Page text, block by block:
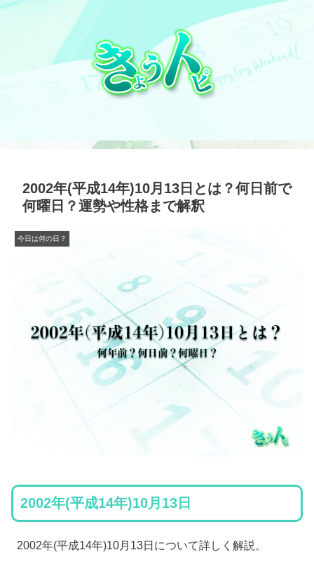
2002年(平成14年)10月13日とは？何日前で
何曜日？運勢や性格まで解釈
今日は何の日？
2002年(平成14年)10月13日
2002年(平成14年)10月13日について詳しく解説。